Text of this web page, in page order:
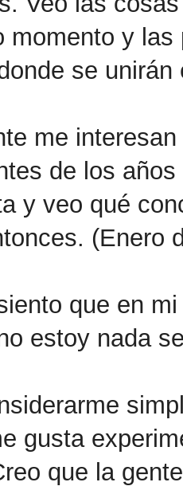
momento y
se unirán
me
de los
y veo qué
(Enero
que en
estoy nada
gusta
que la